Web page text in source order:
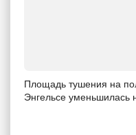
Площадь тушения на
Энгельсе уменьшилась